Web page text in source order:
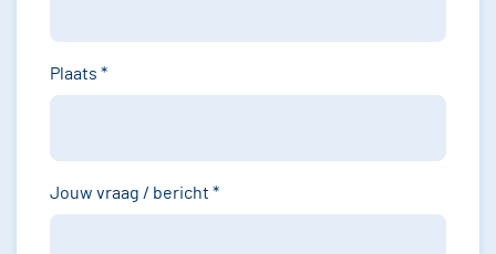
Plaats *
Jouw vraag / bericht *